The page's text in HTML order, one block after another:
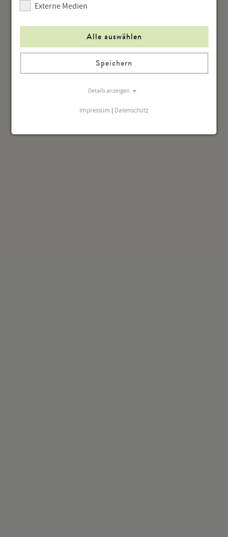
Namenforschung
Aktuelles in der Sprachforschung
Externe Medien
Alle auswählen
Speichern
Details anzeigen
Impressum | Datenschutz